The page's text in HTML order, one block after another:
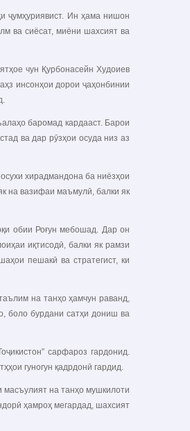
ҷумҳуриявист. Ин ҳама нишон
ва сиёсат, миёни шахсият ва
чун Қурбонасейн Худоиев
инсонҳои дорои ҷаҳонбинии
баромад кардааст. Барои
ва дар рӯзҳои осуда низ аз
хирадмандона ба ниёзҳои
на вазифаи маъмулӣ, балки як
обии Роғун мебошад. Дар он
иқтисодӣ, балки як рамзи
пешакӣ ва стратегист, ки
на танҳо ҳамчун раванд,
боло бурдани сатҳи дониш ва
сарфароз гардонид.
гуногун қадрдонӣ гардид.
на танҳо мушкилоти
ҳамроҳ мегардад, шахсият